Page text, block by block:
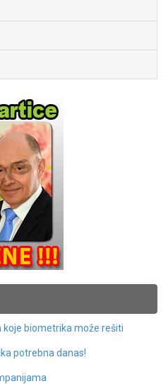
biometrika može rešiti
potrebna danas!